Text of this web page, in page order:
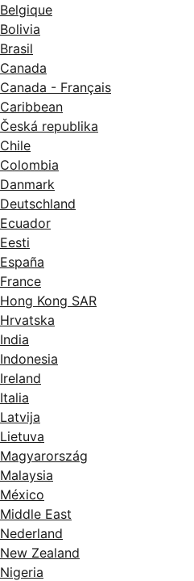
Belgique
Bolivia
Brasil
Canada
Canada - Français
Caribbean
Česká republika
Chile
Colombia
Danmark
Deutschland
Ecuador
Eesti
España
France
Hong Kong SAR
Hrvatska
India
Indonesia
Ireland
Italia
Latvija
Lietuva
Magyarország
Malaysia
México
Middle East
Nederland
New Zealand
Nigeria